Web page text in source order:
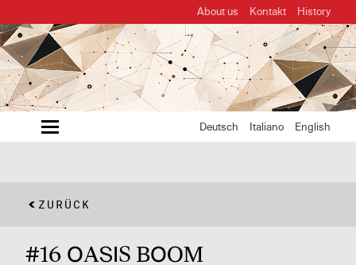
About us Kontakt History
Deutsch Italiano English
ZURÜCK
#16 OASIS BOOM